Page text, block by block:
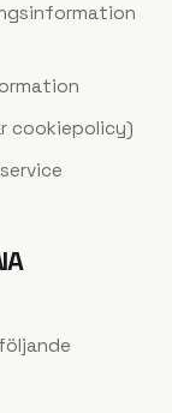
cookiepolicy)